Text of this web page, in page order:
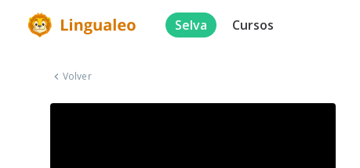
Selva Cursos
Volver